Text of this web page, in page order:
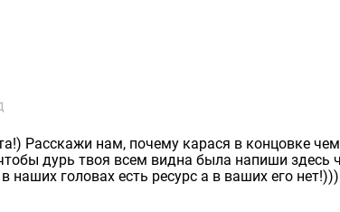
Расскажи нам, почему карася в концовке
дурь твоя всем видна была напиши здесь
головах есть ресурс а в ваших его нет!)))